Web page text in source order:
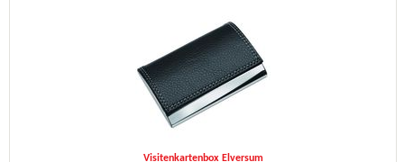
Visitenkartenbox Elversum